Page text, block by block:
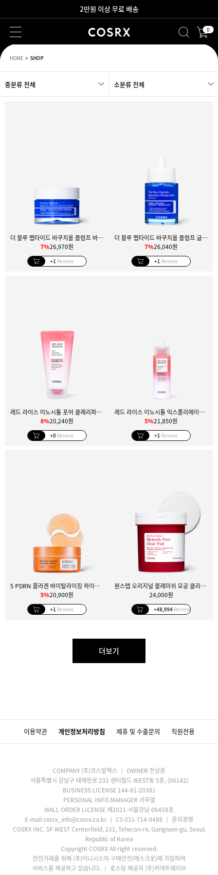
2만원 이상 무료 배송
새로워진 회원 혜택을 만나보세요! 0
HOME SHOP
더 블루 펩타이드 바쿠치올 플럼프 바운스 크림
7%26,970원
+1 Review
더 블루 펩타이드 바쿠치올 플럼프 글로우 세럼
7%26,040원
+1 Review
레드 라이스 이노시톨 포어 클래리파잉 딥 클렌저
8%20,240원
+0 Review
레드 라이스 이노시톨 익스폴리에이팅 케어 포어 필 세럼
5%21,850원
+1 Review
5 PDRN 콜라겐 바이탈라이징 하이드로겔 아이 패치
5%20,900원
+1 Review
원스텝 오리지널 블레미쉬 모공 클리어 패드 100매
24,000원
+48,994 Review
더보기
이용약관 개인정보처리방침 제휴 및 수출문의 직원전용
COMPANY (주)코스알엑스
OWNER 전상훈
서울특별시 강남구 테헤란로 231 센터필드 WEST동 5층, (06142)
BUSINESS LICENSE 144-81-20381
PERSONAL INFO.MANAGER 서무열
MALL ORDER LICENSE 제2021-서울강남-06458호
E-mail cosrx_info@cosrx.co.kr
CS 031-714-9488
윤리경영
COSRX INC. 5F WEST Centerfield, 231, Teheran-ro, Gangnam-gu, Seoul,
Republic of Korea
Copyright COSRX All right reserved.
안전거래를 위해 (주)이니시스의 구매안전(에스크로)에 가입하여
서비스를 제공하고 있습니다.
호스팅 제공자 (주)커넥트웨이브